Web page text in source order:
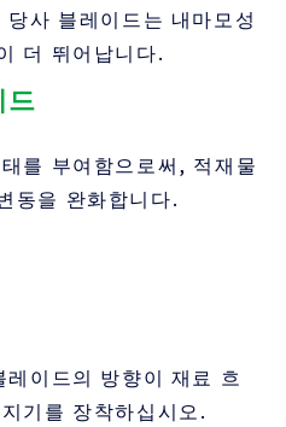
사 블레이드는 내마모성
더 뛰어납니다.
드
를 부여함으로써, 적재물
동을 완화합니다.
이드의 방향이 재료 흐
기를 장착하십시오.